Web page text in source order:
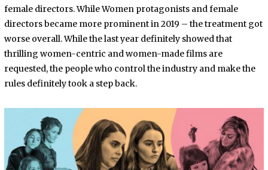
female directors. While Women protagonists and female
directors became more prominent in 2019 – the treatment got
worse overall. While the last year definitely showed that
thrilling women-centric and women-made films are
requested, the people who control the industry and make the
rules definitely took a step back.